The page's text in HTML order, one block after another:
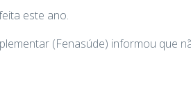
este ano.
(Fenasúde) informou que